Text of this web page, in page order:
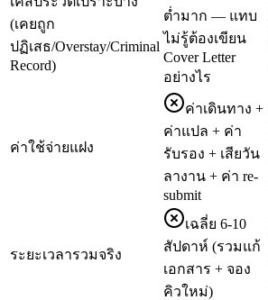
(เคยถูก
ปฏิเสธ/Overstay/Criminal
Record)
ต่ำมาก — แทบ
ไม่รู้ต้องเขียน
Cover Letter
อย่างไร
ค่าใช้จ่ายแฝง
ค่าเดินทาง +
ค่าแปล + ค่า
รับรอง + เสียวัน
ลางาน + ค่า re-
submit
ระยะเวลารวมจริง
เฉลี่ย 6-10
สัปดาห์ (รวมแก้
เอกสาร + จอง
คิวใหม่)